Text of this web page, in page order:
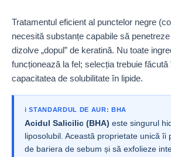
Tratamentul eficient al punctelor negre
necesită substanțe capabile să
dizolve „dopul” de keratină. Nu toate
funcționează la fel; selecția trebuie făcută
capacitatea de solubilitate în lipide.
ℹ️ STANDARDUL DE AUR: BHA
Acidul Salicilic (BHA) este singurul
liposolubil. Această proprietate unică îi
de bariera de sebum și să exfolieze